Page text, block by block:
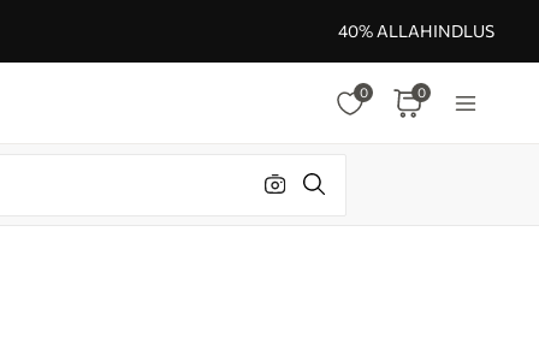
40% ALLAHINDLUS
0 0